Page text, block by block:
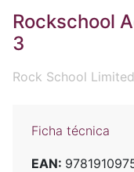
Rockschool
3
Rock School
Ficha técnica
EAN: